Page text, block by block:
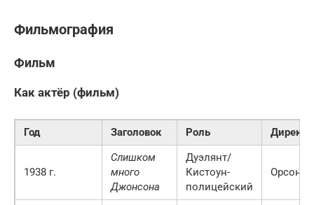
Фильмография
Фильм
Как актёр (фильм)
Год Заголовок Роль
1938 г.
Слишком
много
Джонсона
Дуэлянт/
Кистоун-
полицейский
Орсон